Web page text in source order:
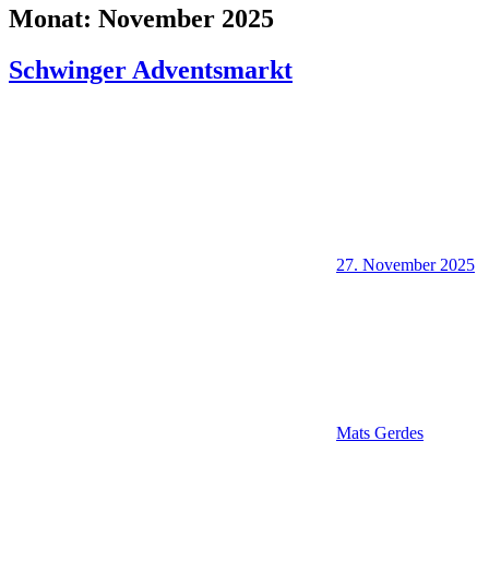
Monat: November 2025
Schwinger Adventsmarkt
27. November 2025
Mats Gerdes